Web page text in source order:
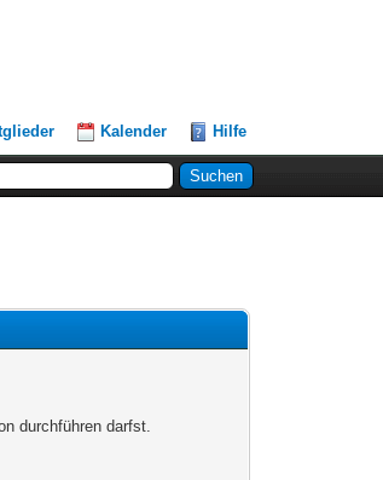
Kalender Hilfe
durchführen darfst.